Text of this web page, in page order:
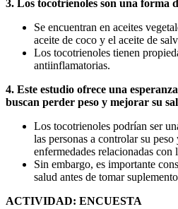
3. Los tocotrienoles son una forma
Se encuentran en aceites
aceite de coco y el aceite de
Los tocotrienoles tienen
antiinflamatorias.
4. Este estudio ofrece una
buscan perder peso y mejorar su
Los tocotrienoles podrían ser
las personas a controlar su
enfermedades relacionadas con
Sin embargo, es importante
salud antes de tomar
ACTIVIDAD: ENCUESTA